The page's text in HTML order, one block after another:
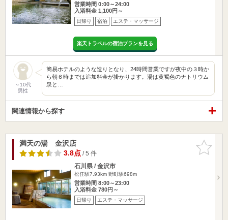
営業時間 0:00～24:00
入浴料金 1,100円～
日帰り 宿泊 エステ・マッサージ
楽天トラベルの宿泊プランを見る
～10代
男性
簡易ホテルのような造りとなり、24時間営業ですが夜中の３時か
ら朝６時までは追加料金が掛かります。湯は黄褐色のナトリウム
泉と…
関連情報から探す
お気に入
りに追加
満天の湯 金沢店
3.8点/ 5 件
石川県 / 金沢市
松任駅7.93km 野町駅698m
営業時間 8:00～23:00
入浴料金 780円～
日帰り エステ・マッサージ